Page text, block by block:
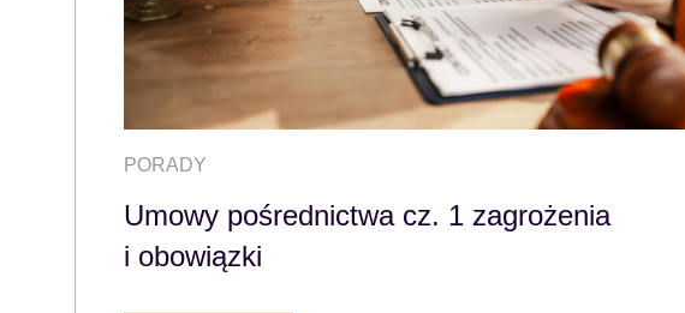
PORADY
Umowy pośrednictwa cz. 1 zagrożenia
i obowiązki